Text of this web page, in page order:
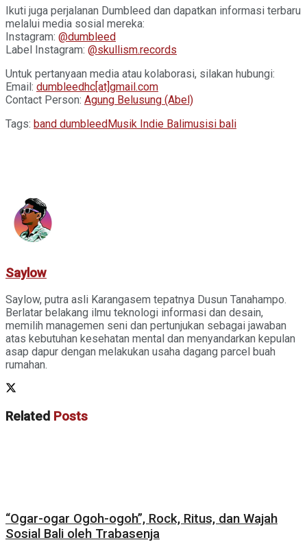
Ikuti juga perjalanan Dumbleed dan dapatkan informasi terbaru
melalui media sosial mereka:
Instagram: @dumbleed
Label Instagram: @skullism.records
Untuk pertanyaan media atau kolaborasi, silakan hubungi:
Email: dumbleedhc[at]gmail.com
Contact Person: Agung Belusung (Abel)
Tags: band dumbleedMusik Indie Balimusisi bali
Saylow
Saylow, putra asli Karangasem tepatnya Dusun Tanahampo.
Berlatar belakang ilmu teknologi informasi dan desain,
memilih managemen seni dan pertunjukan sebagai jawaban
atas kebutuhan kesehatan mental dan menyandarkan kepulan
asap dapur dengan melakukan usaha dagang parcel buah
rumahan.
Related Posts
“Ogar-ogar Ogoh-ogoh”, Rock, Ritus, dan Wajah
Sosial Bali oleh Trabasenja